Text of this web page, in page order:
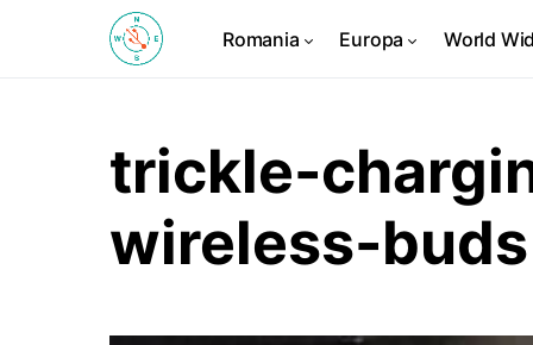
Romania Europa World
trickle-
wireless-buds